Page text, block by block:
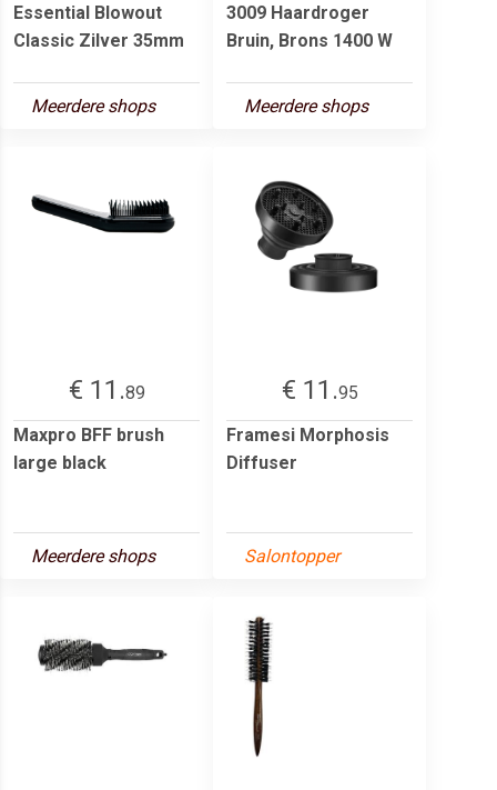
Essential Blowout
Classic Zilver 35mm
Meerdere shops
3009 Haardroger
Bruin, Brons 1400 W
Meerdere shops
€ 11.89
Maxpro BFF brush
large black
Meerdere shops
€ 11.95
Framesi Morphosis
Diffuser
Salontopper